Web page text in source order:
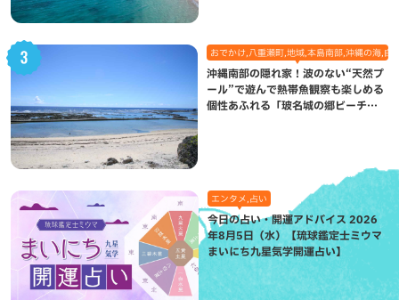
おでかけ,八重瀬町,地域,本島南部,沖縄の海,自
沖縄南部の隠れ家！波のない“天然プ
ール”で遊んで熱帯魚観察も楽しめる
個性あふれる「玻名城の郷ビーチ」
エンタメ,占い
今日の占い・開運アドバイス 2026
年8月5日（水）【琉球鑑定士ミウマ
まいにち九星気学開運占い】